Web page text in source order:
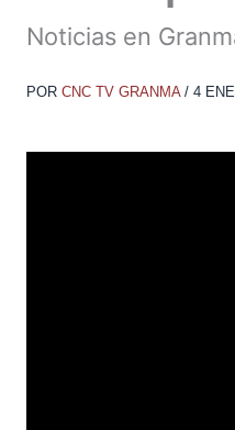
Noticias en
POR CNC TV GRANMA / 4